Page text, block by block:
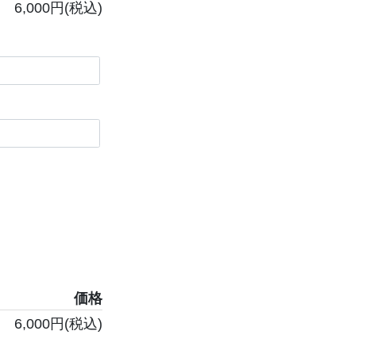
6,000円(税込)
価格
6,000円(税込)